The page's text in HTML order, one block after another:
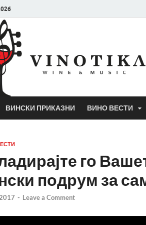
ВИНСКИ ПРИКАЗНИ ВИНО ВЕСТИ
го
подрум за
- Leave a Comment